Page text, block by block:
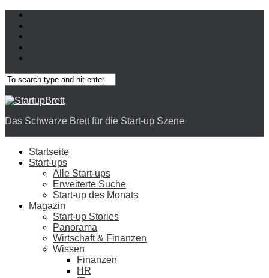
Das Schwarze Brett für die Start-up Szene
Startseite
Start-ups
Alle Start-ups
Erweiterte Suche
Start-up des Monats
Magazin
Start-up Stories
Panorama
Wirtschaft & Finanzen
Wissen
Finanzen
HR